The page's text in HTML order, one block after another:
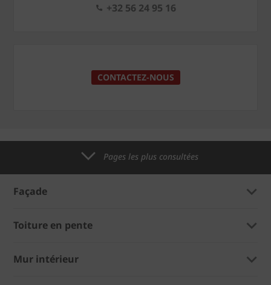
+32 56 24 95 16
CONTACTEZ-NOUS
Pages les plus consultées
Façade
Toiture en pente
Mur intérieur